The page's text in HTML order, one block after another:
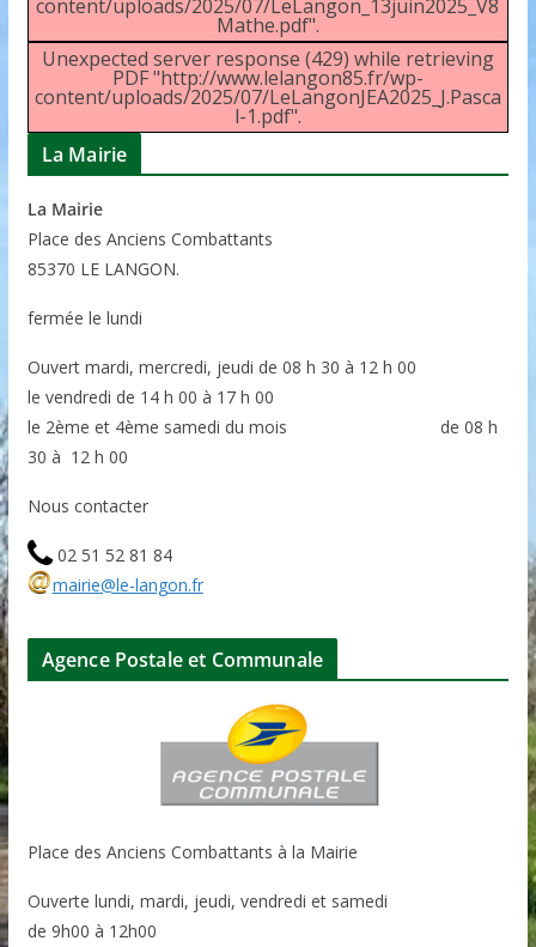
content/uploads/2025/07/LeLangon_13juin2025_V8
Mathe.pdf".
Unexpected server response (429) while retrieving
PDF "http://www.lelangon85.fr/wp-
content/uploads/2025/07/LeLangonJEA2025_J.Pasca
l-1.pdf".
La Mairie
La Mairie
Place des Anciens Combattants
85370 LE LANGON.
fermée le lundi
Ouvert mardi, mercredi, jeudi de 08 h 30 à 12 h 00
le vendredi de 14 h 00 à 17 h 00
le 2ème et 4ème samedi du mois de 08 h
30 à 12 h 00
Nous contacter
02 51 52 81 84
mairie@le-langon.fr
Agence Postale et Communale
Place des Anciens Combattants à la Mairie
Ouverte lundi, mardi, jeudi, vendredi et samedi
de 9h00 à 12h00